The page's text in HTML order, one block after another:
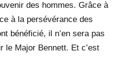
des hommes. Grâce à
à la persévérance des
bénéficié, il n’en sera pas
le Major Bennett. Et c’est